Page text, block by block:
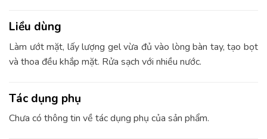
Liều dùng
Làm ướt mặt, lấy lượng gel vừa đủ vào lòng bàn tay, tạo bọt
và thoa đều khắp mặt. Rửa sạch với nhiều nước.
Tác dụng phụ
Chưa có thông tin về tác dụng phụ của sản phẩm.